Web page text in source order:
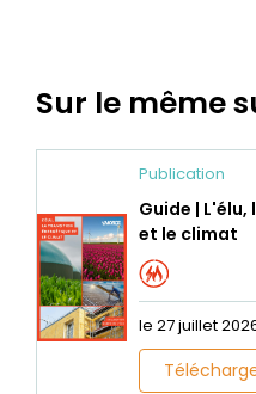
Sur le même
Publication
Guide |
et le climat
le 27 juillet